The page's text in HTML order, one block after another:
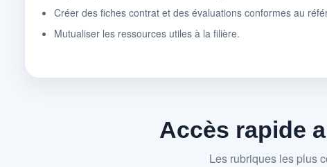
Créer des fiches contrat et des évaluations conformes au
Mutualiser les ressources utiles à la filière.
Accès rapide
Les rubriques les plus